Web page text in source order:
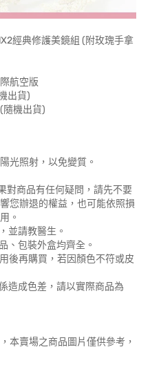
經典修護美鏡組 (附玫瑰手拿
航空版
出貨)
隨機出貨)
光照射，以免變質。
對商品有任何疑問，請先不要
您辦退的權益，也可能依照損
。
並請教醫生。
、包裝外盒均齊全。
後再購買，若因顏色不符或皮
造成色差，請以實際商品為
本賣場之商品圖片僅供參考，